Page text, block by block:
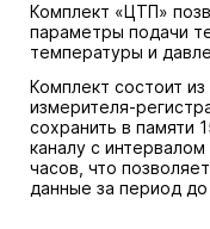
Комплект «ЦТП»
параметры подачи
температуры и
Комплект состоит
измерителя-
сохранить в памяти
каналу с
часов, что
данные за период до